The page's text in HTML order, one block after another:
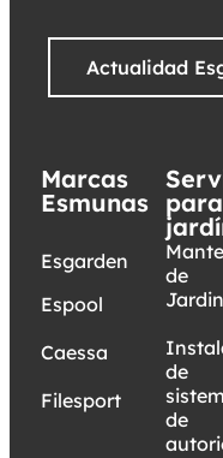
Actualidad
Marcas
Esmunas
Esgarden
Espool
Caessa
Filesport
de
de
de